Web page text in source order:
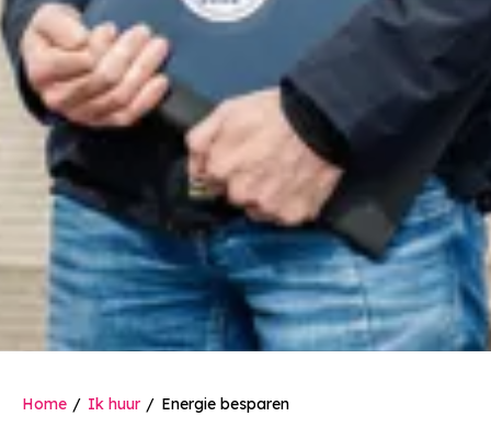
Home Ik huur Energie besparen